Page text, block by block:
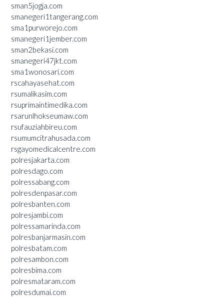
sman5jogja.com
smanegeri1tangerang.com
sma1purworejo.com
smanegeri1jember.com
sman2bekasi.com
smanegeri47jkt.com
sma1wonosari.com
rscahayasehat.com
rsumalikasim.com
rsuprimaintimedika.com
rsarunlhokseumaw.com
rsufauziahbireu.com
rsumumcitrahusada.com
rsgayomedicalcentre.com
polresjakarta.com
polresdago.com
polressabang.com
polresdenpasar.com
polresbanten.com
polresjambi.com
polressamarinda.com
polresbanjarmasin.com
polresbatam.com
polresambon.com
polresbima.com
polresmataram.com
polresdumai.com